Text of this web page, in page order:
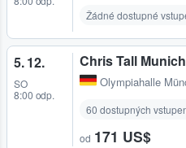
Žádné dostupné
5. 12.
SO
8:00 odp.
Chris Tall Munich
Olympiahalle
60 dostupných
od 171 US$